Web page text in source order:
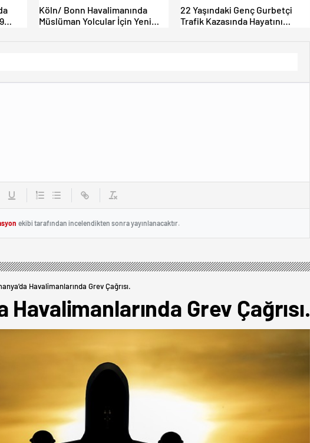
Köln/ Bonn Havalimanında
Müslüman Yolcular İçin Yeni
22 Yaşındaki Genç Gurbetçi
Trafik Kazasında Hayatını
ekibi tarafından incelendikten sonra yayınlanacaktır.
Havalimanlarında Grev Çağrısı.
Havalimanlarında Grev Çağrısı.